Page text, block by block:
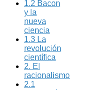
1.2 Bacon
y la
nueva
ciencia
1.3 La
revolución
científica
2. El
racionalismo
2.1